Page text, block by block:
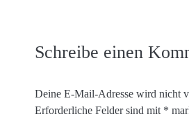
Schreibe einen
Deine E-Mail-Adresse wird nicht
Erforderliche Felder sind mit *